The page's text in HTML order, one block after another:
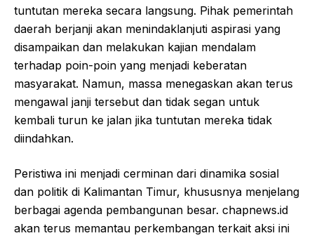
tuntutan mereka secara langsung. Pihak pemerintah
daerah berjanji akan menindaklanjuti aspirasi yang
disampaikan dan melakukan kajian mendalam
terhadap poin-poin yang menjadi keberatan
masyarakat. Namun, massa menegaskan akan terus
mengawal janji tersebut dan tidak segan untuk
kembali turun ke jalan jika tuntutan mereka tidak
diindahkan.
Peristiwa ini menjadi cerminan dari dinamika sosial
dan politik di Kalimantan Timur, khususnya menjelang
berbagai agenda pembangunan besar. chapnews.id
akan terus memantau perkembangan terkait aksi ini